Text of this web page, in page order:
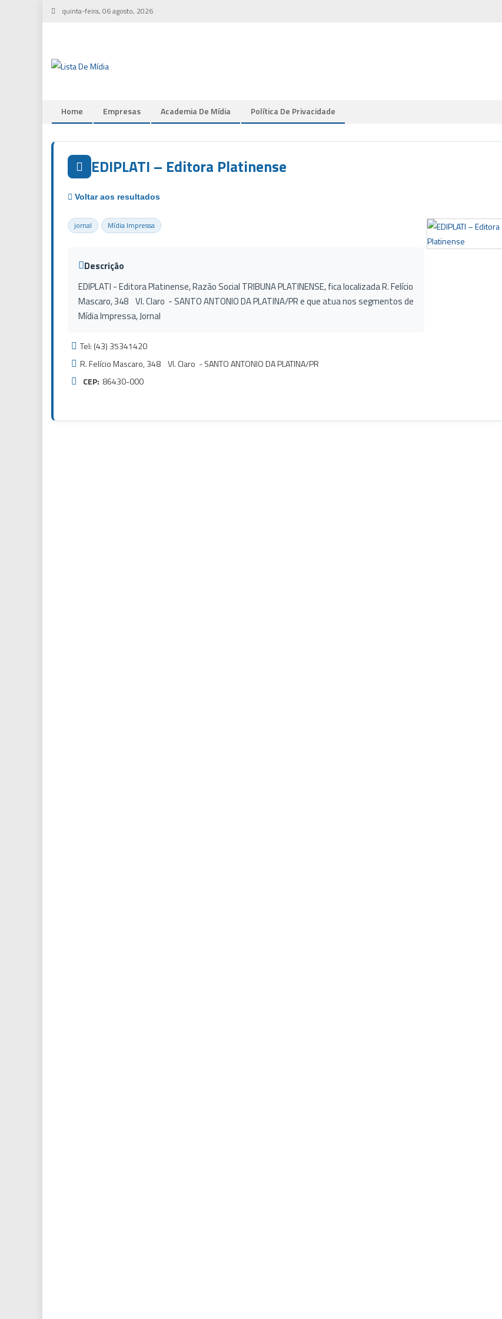
Skip
quinta-feira, 06 agosto, 2026
Home Empresas Academia De Mídia Política De Privacidade
EDIPLATI – Editora Platinense
jornal Mídia Impressa
Descrição
EDIPLATI - Editora Platinense, Razão Social TRIBUNA PLATINENSE, fica localizada R. Felício
Mascaro, 348 Vl. Claro - SANTO ANTONIO DA PLATINA/PR e que atua nos segmentos de
Mídia Impressa, Jornal
Tel: (43) 35341420
R. Felício Mascaro, 348 Vl. Claro - SANTO ANTONIO DA PLATINA/PR
CEP: 86430-000